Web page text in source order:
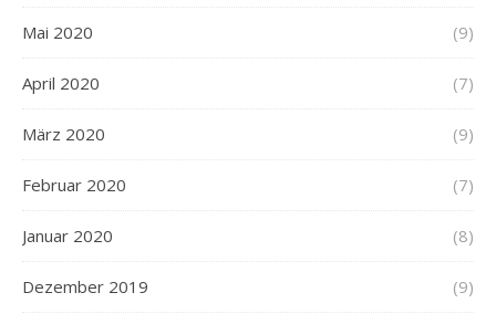
Mai 2020 (9)
April 2020 (7)
März 2020 (9)
Februar 2020 (7)
Januar 2020 (8)
Dezember 2019 (9)